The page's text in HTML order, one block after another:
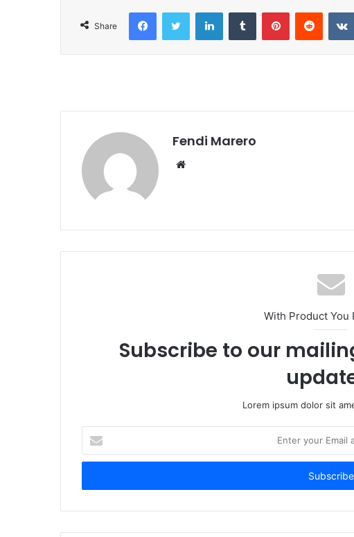
Share
FacebookTwitter LinkedIn Tumblr PinterestReddit
Fendi Marero
With Product You
Subscribe to our
Lorem ipsum dolor sit
your
Email